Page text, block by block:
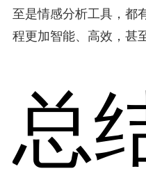
至是情感分析工具，都
程更加智能、高效，甚
总